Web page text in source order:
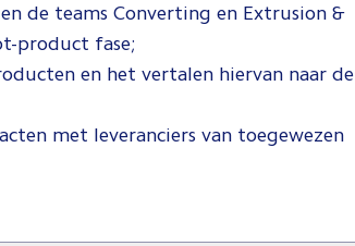
de teams Converting en Extrusion &
product fase;
en het vertalen hiervan naar de
met leveranciers van toegewezen